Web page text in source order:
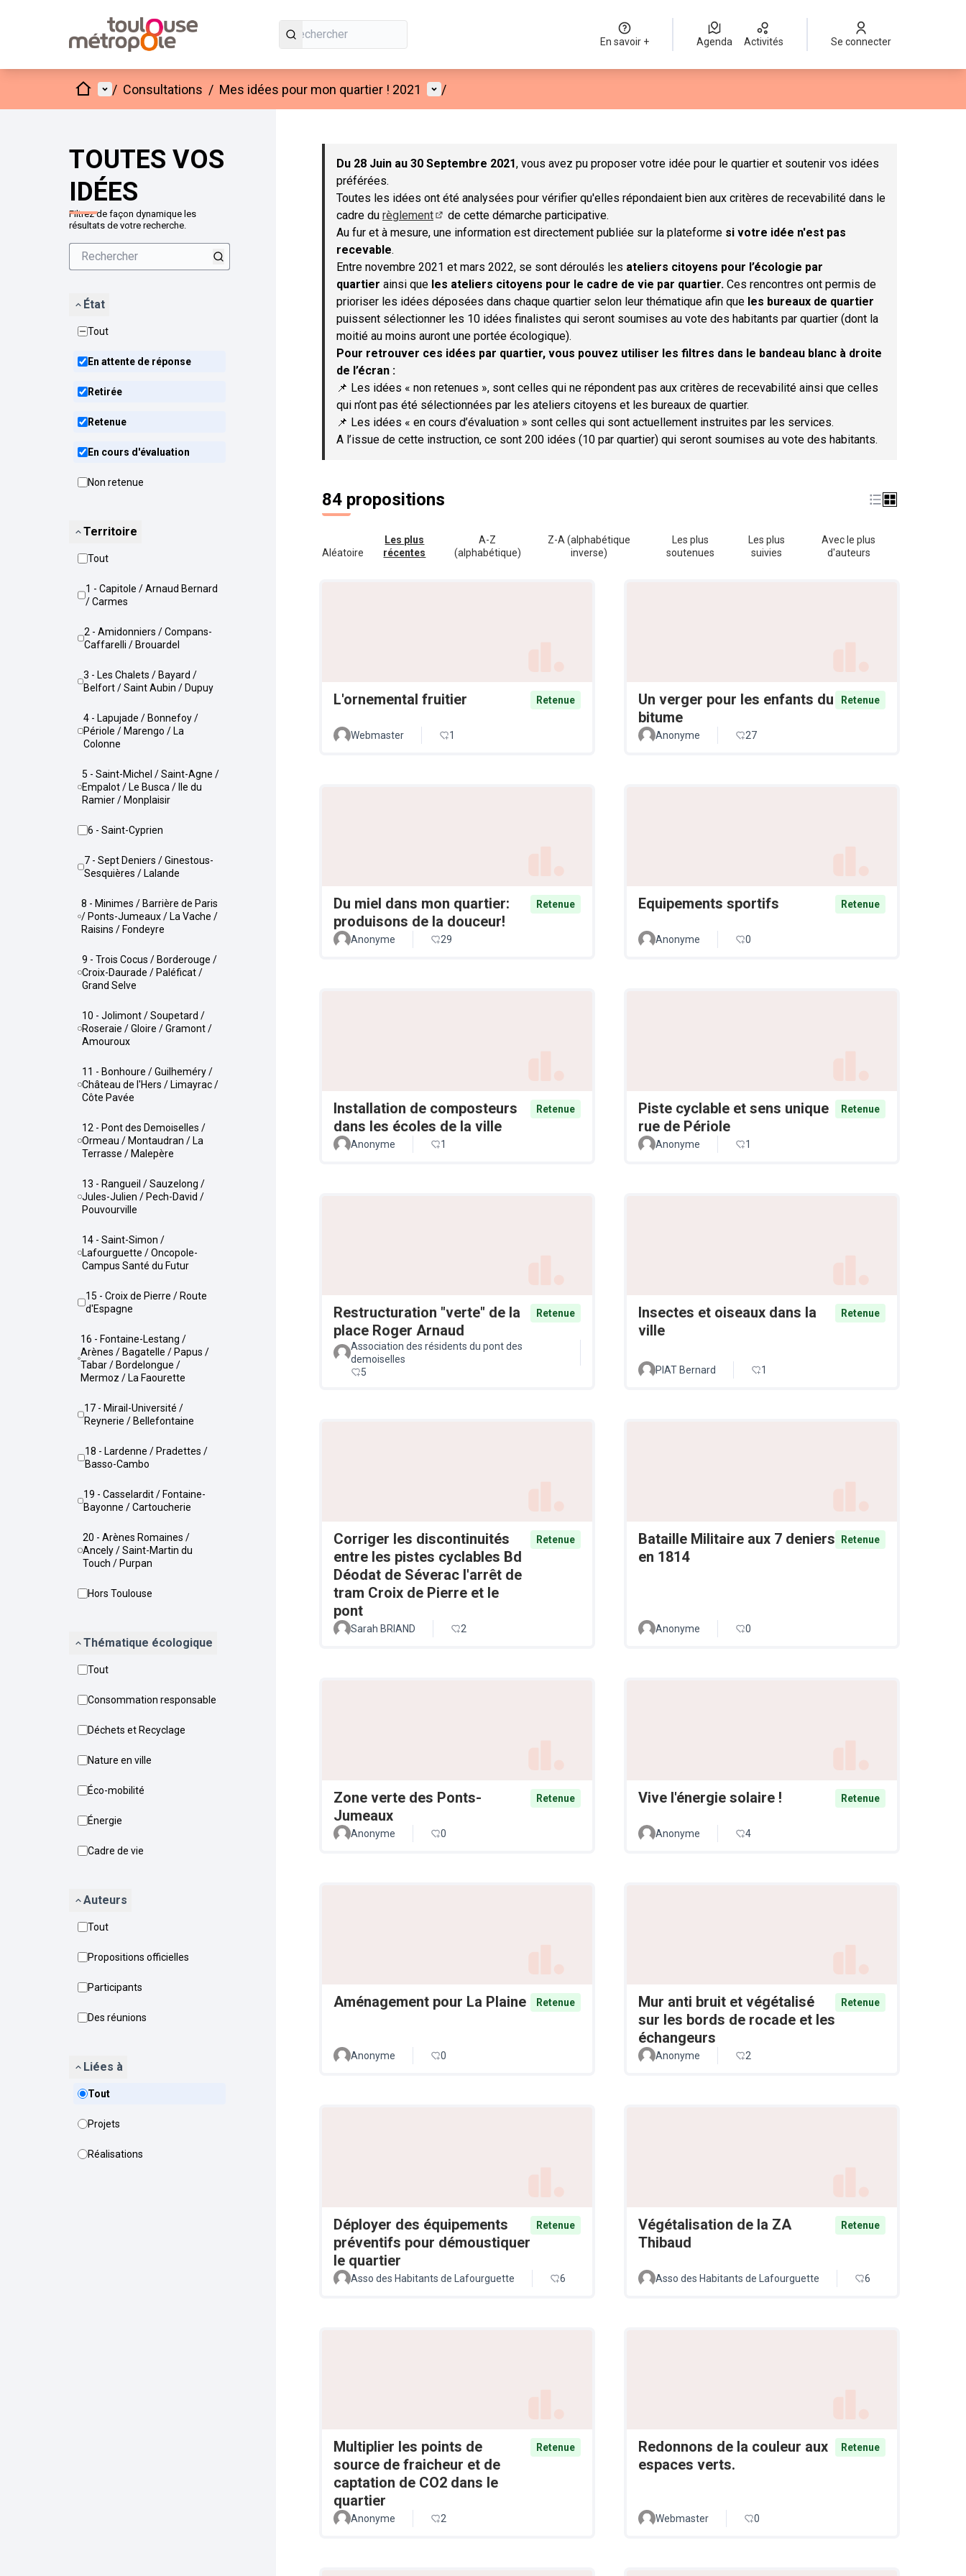
En savoir + Agenda Activités Se connecter
AccueilMenu principal
/ Consultations / Mes idées pour mon quartier ! 2021 Menu utilisateur
/
TOUTES VOS
IDÉES
Filtrez de façon dynamique les
résultats de votre recherche.
État
Tout
En attente de réponse
Retirée
Retenue
En cours d'évaluation
Non retenue
Territoire
Tout
1 - Capitole / Arnaud Bernard
/ Carmes
2 - Amidonniers / Compans-
Caffarelli / Brouardel
3 - Les Chalets / Bayard /
Belfort / Saint Aubin / Dupuy
4 - Lapujade / Bonnefoy /
Périole / Marengo / La
Colonne
5 - Saint-Michel / Saint-Agne /
Empalot / Le Busca / Ile du
Ramier / Monplaisir
6 - Saint-Cyprien
7 - Sept Deniers / Ginestous-
Sesquières / Lalande
8 - Minimes / Barrière de Paris
/ Ponts-Jumeaux / La Vache /
Raisins / Fondeyre
9 - Trois Cocus / Borderouge /
Croix-Daurade / Paléficat /
Grand Selve
10 - Jolimont / Soupetard /
Roseraie / Gloire / Gramont /
Amouroux
11 - Bonhoure / Guilheméry /
Château de l'Hers / Limayrac /
Côte Pavée
12 - Pont des Demoiselles /
Ormeau / Montaudran / La
Terrasse / Malepère
13 - Rangueil / Sauzelong /
Jules-Julien / Pech-David /
Pouvourville
14 - Saint-Simon /
Lafourguette / Oncopole-
Campus Santé du Futur
15 - Croix de Pierre / Route
d'Espagne
16 - Fontaine-Lestang /
Arènes / Bagatelle / Papus /
Tabar / Bordelongue /
Mermoz / La Faourette
17 - Mirail-Université /
Reynerie / Bellefontaine
18 - Lardenne / Pradettes /
Basso-Cambo
19 - Casselardit / Fontaine-
Bayonne / Cartoucherie
20 - Arènes Romaines /
Ancely / Saint-Martin du
Touch / Purpan
Hors Toulouse
Thématique écologique
Tout
Consommation responsable
Déchets et Recyclage
Nature en ville
Éco-mobilité
Énergie
Cadre de vie
Auteurs
Tout
Propositions officielles
Participants
Des réunions
Liées à
Tout
Projets
Réalisations
Passer la carte
Du 28 Juin au 30 Septembre 2021, vous avez pu proposer votre idée pour le quartier et soutenir vos idées
préférées.
Toutes les idées ont été analysées pour vérifier qu'elles répondaient bien aux critères de recevabilité dans le
cadre du règlement
(S'ouvre dans un nouvel onglet)
de cette démarche participative.
Au fur et à mesure, une information est directement publiée sur la plateforme si votre idée n'est pas
recevable.
Entre novembre 2021 et mars 2022, se sont déroulés les ateliers citoyens pour l’écologie par
quartier ainsi que les ateliers citoyens pour le cadre de vie par quartier. Ces rencontres ont permis de
prioriser les idées déposées dans chaque quartier selon leur thématique afin que les bureaux de quartier
puissent sélectionner les 10 idées finalistes qui seront soumises au vote des habitants par quartier (dont la
moitié au moins auront une portée écologique).
Pour retrouver ces idées par quartier, vous pouvez utiliser les filtres dans le bandeau blanc à droite
de l’écran :
📌 Les idées « non retenues », sont celles qui ne répondent pas aux critères de recevabilité ainsi que celles
qui n’ont pas été sélectionnées par les ateliers citoyens et les bureaux de quartier.
📌 Les idées « en cours d’évaluation » sont celles qui sont actuellement instruites par les services.
A l’issue de cette instruction, ce sont 200 idées (10 par quartier) qui seront soumises au vote des habitants.
84 propositions
Aléatoire
Les plus
récentes
A-Z
(alphabétique)
Z-A (alphabétique
inverse)
Les plus
soutenues
Les plus
suivies
Avec le plus
d'auteurs
L'ornemental fruitier Retenue
Webmaster 1
Un verger pour les enfants du
bitume
Retenue
Anonyme 27
Du miel dans mon quartier:
produisons de la douceur!
Retenue
Anonyme 29
Equipements sportifs Retenue
Anonyme 0
Installation de composteurs
dans les écoles de la ville
Retenue
Anonyme 1
Piste cyclable et sens unique
rue de Périole
Retenue
Anonyme 1
Restructuration "verte" de la
place Roger Arnaud
Retenue
Association des résidents du pont des
demoiselles
5
Insectes et oiseaux dans la
ville
Retenue
PIAT Bernard 1
Corriger les discontinuités
entre les pistes cyclables Bd
Déodat de Séverac l'arrêt de
tram Croix de Pierre et le
pont
Retenue
Sarah BRIAND 2
Bataille Militaire aux 7 deniers
en 1814
Retenue
Anonyme 0
Zone verte des Ponts-
Jumeaux
Retenue
Anonyme 0
Vive l'énergie solaire ! Retenue
Anonyme 4
Aménagement pour La Plaine Retenue
Anonyme 0
Mur anti bruit et végétalisé
sur les bords de rocade et les
échangeurs
Retenue
Anonyme 2
Déployer des équipements
préventifs pour démoustiquer
le quartier
Retenue
Asso des Habitants de Lafourguette 6
Végétalisation de la ZA
Thibaud
Retenue
Asso des Habitants de Lafourguette 6
Multiplier les points de
source de fraicheur et de
captation de CO2 dans le
quartier
Retenue
Anonyme 2
Redonnons de la couleur aux
espaces verts.
Retenue
Webmaster 0